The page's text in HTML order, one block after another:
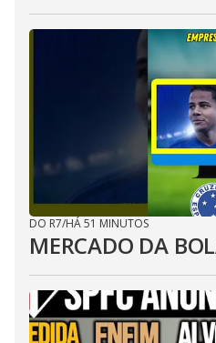
DO R7/HÁ 51 MINUTOS
MERCADO DA